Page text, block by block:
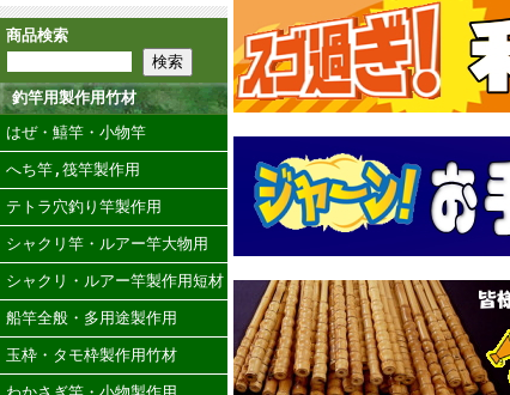
商品検索
釣竿用製作用竹材
はぜ・鱚竿・小物竿
へち竿,筏竿製作用
テトラ穴釣り竿製作用
シャクリ竿・ルアー竿大物用
シャクリ・ルアー竿製作用短材
船竿全般・多用途製作用
玉枠・タモ枠製作用竹材